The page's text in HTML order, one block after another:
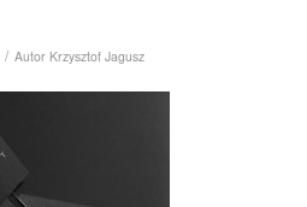
/ Autor Krzysztof Jagusz